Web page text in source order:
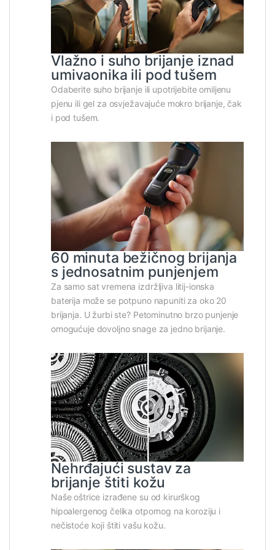
Vlažno i suho brijanje iznad
umivaonika ili pod tušem
Odaberite suho brijanje ili upotrijebite omiljenu
pjenu ili gel za osvježavajuće mokro brijanje, čak
i pod tušem.
60 minuta bežičnog brijanja
s jednosatnim punjenjem
Za samo sat vremena izdržljiva litij-ionska
baterija može se potpuno napuniti za oko 20
brijanja. U žurbi ste? Petominutno brzo punjenje
omogućuje dovoljno snage za jedno brijanje.
Nehrđajući sustav za
brijanje štiti kožu
Naše oštrice izrađene su od kirurškog
hipoalergenog čelika otpornog na koroziju i
nečistoće koji štiti vašu kožu.